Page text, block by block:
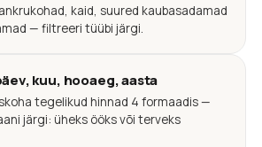
kaid, suured kaubasadamad
— filtreeri tüübi järgi.
kuu, hooaeg, aasta
tegelikud hinnad 4 formaadis —
järgi: üheks ööks või terveks